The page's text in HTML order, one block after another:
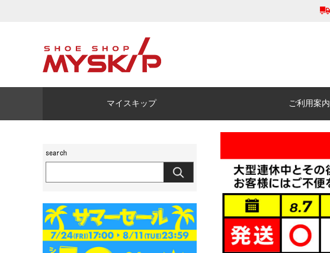
マイスキップ ご利用案内